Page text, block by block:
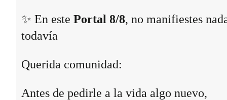
✨ En este Portal 8/8, no manifiestes
todavía
Querida comunidad:
Antes de pedirle a la vida algo nuevo,